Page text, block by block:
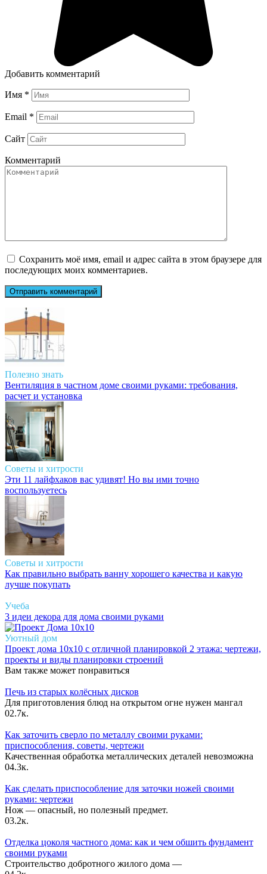
Добавить комментарий
Имя *
Email *
Сайт
Комментарий
Сохранить моё имя, email и адрес сайта в этом браузере для
последующих моих комментариев.
Полезно знать
Вентиляция в частном доме своими руками: требования,
расчет и установка
Советы и хитрости
Эти 11 лайфхаков вас удивят! Но вы ими точно
воспользуетесь
Советы и хитрости
Как правильно выбрать ванну хорошего качества и какую
лучше покупать
Учеба
3 идеи декора для дома своими руками
Уютный дом
Проект дома 10х10 с отличной планировкой 2 этажа: чертежи,
проекты и виды планировки строений
Вам также может понравиться
Печь из старых колёсных дисков
Для приготовления блюд на открытом огне нужен мангал
02.7к.
Как заточить сверло по металлу своими руками:
приспособления, советы, чертежи
Качественная обработка металлических деталей невозможна
04.3к.
Как сделать приспособление для заточки ножей своими
руками: чертежи
Нож — опасный, но полезный предмет.
03.2к.
Отделка цоколя частного дома: как и чем обшить фундамент
своими руками
Строительство добротного жилого дома —